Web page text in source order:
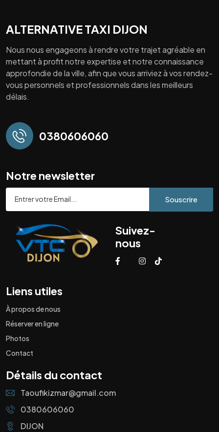
ALTERNATIVE TAXI DIJON
Nous nous engageons à rendre votre trajet agréable en
mettant à profit notre expertise et notre connaissance
approfondie de la ville, afin que vous arriviez à vos rendez-
vous personnels et professionnels dans les meilleurs
délais.
0380606060
Notre newsletter
Souscrire
Suivez-
nous
Liens utiles
À propos de nous
Réserver en ligne
Photos
Contact
Détails du contact
Taoufikizmar@gmail.com
0380606060
DIJON